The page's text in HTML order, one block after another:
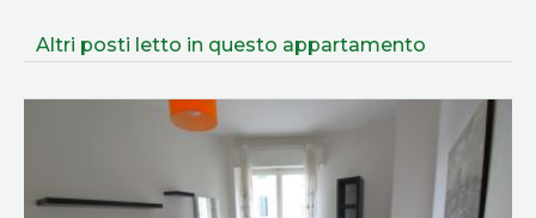
Altri posti letto in questo appartamento